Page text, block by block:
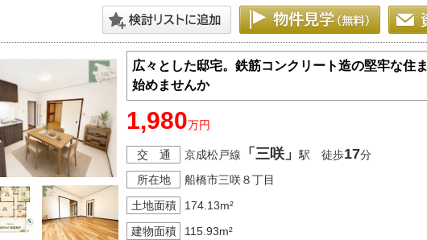
広々とした邸宅。鉄筋コンクリート造の堅牢な住
始めませんか
1,980万円
交 通 京成松戸線 「三咲」駅 徒歩17分
所在地
船橋市三咲８丁目
土地面積
174.13m²
建物面積
115.93m²